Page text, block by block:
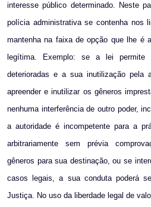
interesse público determinado. Neste
polícia administrativa se contenha nos
mantenha na faixa de opção que lhe é
legítima. Exemplo: se a lei permite
deterioradas e a sua inutilização pela
apreender e inutilizar os gêneros
nenhuma interferência de outro poder,
a autoridade é incompetente para a
arbitrariamente sem prévia
gêneros para sua destinação, ou se
casos legais, a sua conduta poderá
Justiça. No uso da liberdade legal de